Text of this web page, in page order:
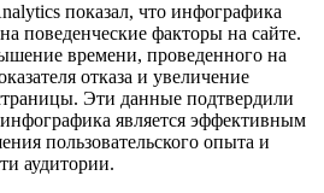
показал, что инфографика
поведенческие факторы на сайте.
времени, проведенного на
отказа и увеличение
Эти данные подтвердили
является эффективным
пользовательского опыта и
аудитории.